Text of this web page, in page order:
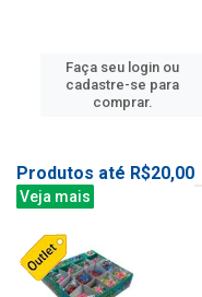
Faça seu login ou
cadastre-se para
comprar.
Produtos até R$20,00
Veja mais